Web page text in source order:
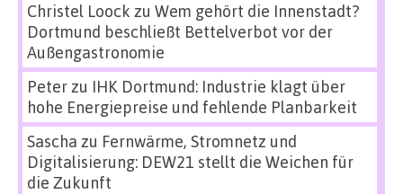
Christel Loock zu Wem gehört die Innenstadt?
Dortmund beschließt Bettelverbot vor der
Außengastronomie
Peterzu IHK Dortmund: Industrie klagt über
hohe Energiepreise und fehlende Planbarkeit
Sascha zu Fernwärme, Stromnetz und
Digitalisierung: DEW21 stellt die Weichen für
die Zukunft